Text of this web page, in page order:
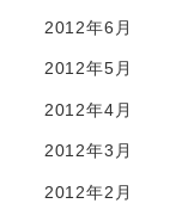
2012年6月
2012年5月
2012年4月
2012年3月
2012年2月